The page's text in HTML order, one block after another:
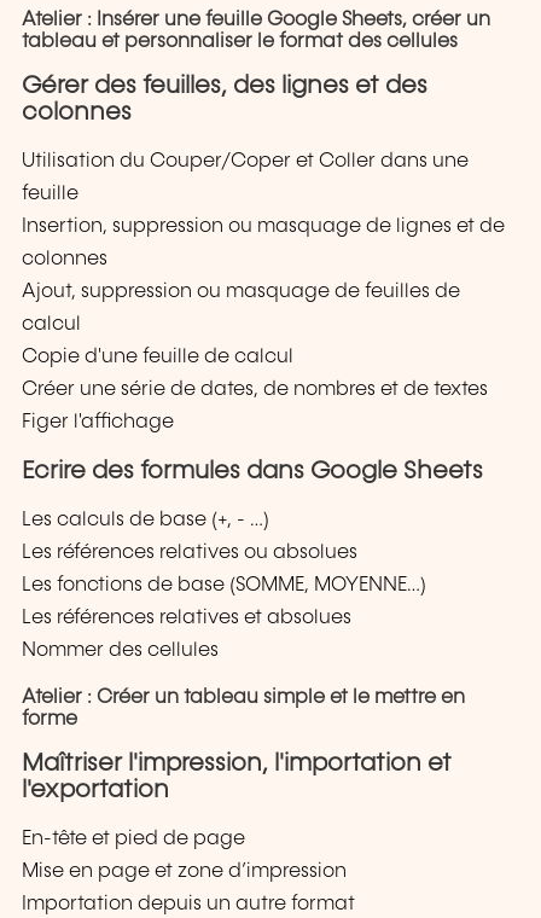
Atelier : Insérer une feuille Google Sheets, créer un
tableau et personnaliser le format des cellules
Gérer des feuilles, des lignes et des
colonnes
Utilisation du Couper/Coper et Coller dans une
feuille
Insertion, suppression ou masquage de lignes et de
colonnes
Ajout, suppression ou masquage de feuilles de
calcul
Copie d'une feuille de calcul
Créer une série de dates, de nombres et de textes
Figer l'affichage
Ecrire des formules dans Google Sheets
Les calculs de base (+, - …)
Les références relatives ou absolues
Les fonctions de base (SOMME, MOYENNE…)
Les références relatives et absolues
Nommer des cellules
Atelier : Créer un tableau simple et le mettre en
forme
Maîtriser l'impression, l'importation et
l'exportation
En-tête et pied de page
Mise en page et zone d’impression
Importation depuis un autre format